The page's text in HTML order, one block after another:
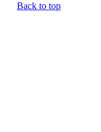
Back to top